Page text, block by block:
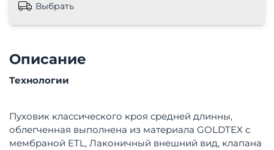
Выбрать
Описание
Технологии
Пуховик классического кроя средней длинны,
облегченная выполнена из материала GOLDTEX с
мембраной ETL, Лаконичный внешний вид, клапана